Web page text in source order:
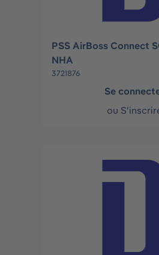
PSS AirBoss Connect
NHA
3721876
Se
ou